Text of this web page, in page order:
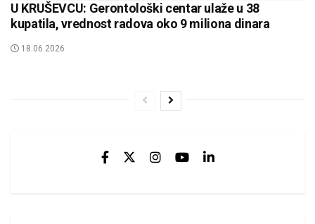
U KRUŠEVCU: Gerontološki centar ulaže u 38
kupatila, vrednost radova oko 9 miliona dinara
18.06.2026